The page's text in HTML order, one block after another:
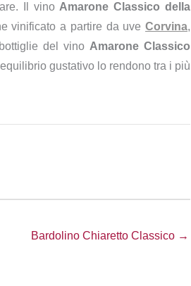
Il vino Amarone Classico della
vinificato a partire da uveCorvina,
bottiglie del vino Amarone Classico
gustativo lo rendono tra i più
Bardolino Chiaretto Classico →